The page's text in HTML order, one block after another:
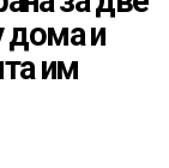
дома и
им